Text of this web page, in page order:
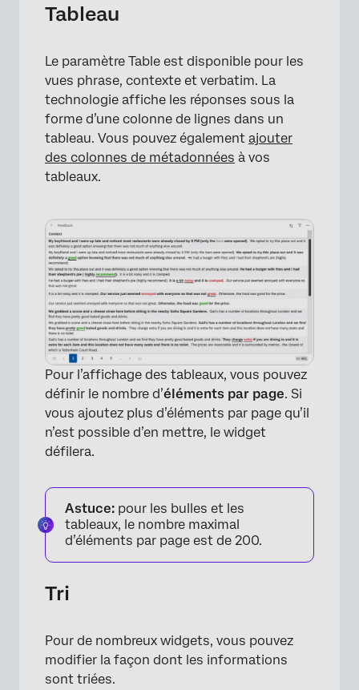
Tableau
Le paramètre Table est disponible pour les
vues phrase, contexte et verbatim. La
technologie affiche les réponses sous la
forme d’une colonne de lignes dans un
tableau. Vous pouvez également ajouter
des colonnes de métadonnées à vos
tableaux.
Pour l’affichage des tableaux, vous pouvez
définir le nombre d’éléments par page. Si
vous ajoutez plus d’éléments par page qu’il
n’est possible d’en mettre, le widget
défilera.
Astuce: pour les bulles et les
tableaux, le nombre maximal
d’éléments par page est de 200.
Tri
Pour de nombreux widgets, vous pouvez
modifier la façon dont les informations
sont triées.